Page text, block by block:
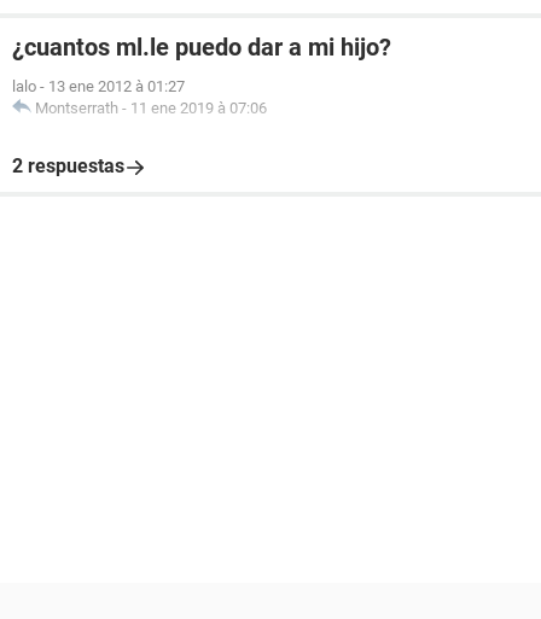
¿cuantos ml.le puedo dar a mi hijo?
lalo - 13 ene 2012 à 01:27
Montserrath - 11 ene 2019 à 07:06
2 respuestas